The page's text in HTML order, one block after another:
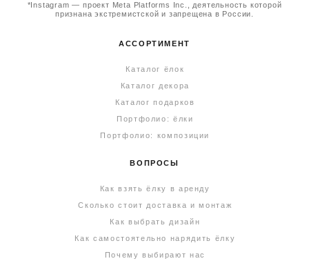
*Instagram — проект Meta Platforms Inc., деятельность которой
признана экстремистской и запрещена в России.
АССОРТИМЕНТ
Каталог ёлок
Каталог декора
Каталог подарков
Портфолио: ёлки
Портфолио: композиции
ВОПРОСЫ
Как взять ёлку в аренду
Сколько стоит доставка и монтаж
Как выбрать дизайн
Как самостоятельно нарядить ёлку
Почему выбирают нас